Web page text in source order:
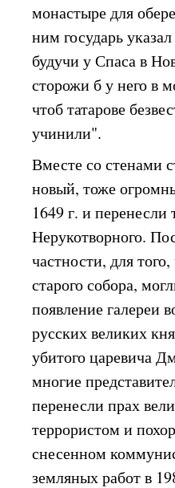
монастыре для
ним государь
будучи у Спаса в
сторожи б у него в
чтоб татарове
учинили".
Вместе со стенами
новый, тоже
1649 г. и
Нерукотворного.
частности, для
старого собора,
появление галереи
русских великих
убитого царевича
многие
перенесли прах
террористом и
снесенном
земляных работ в